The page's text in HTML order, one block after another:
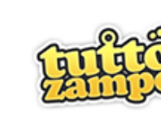
contenuto